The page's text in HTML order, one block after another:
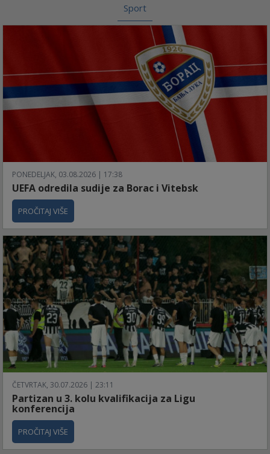
Sport
PONEDELJAK, 03.08.2026 | 17:38
UEFA odredila sudije za Borac i Vitebsk
PROČITAJ VIŠE
ČETVRTAK, 30.07.2026 | 23:11
Partizan u 3. kolu kvalifikacija za Ligu
konferencija
PROČITAJ VIŠE